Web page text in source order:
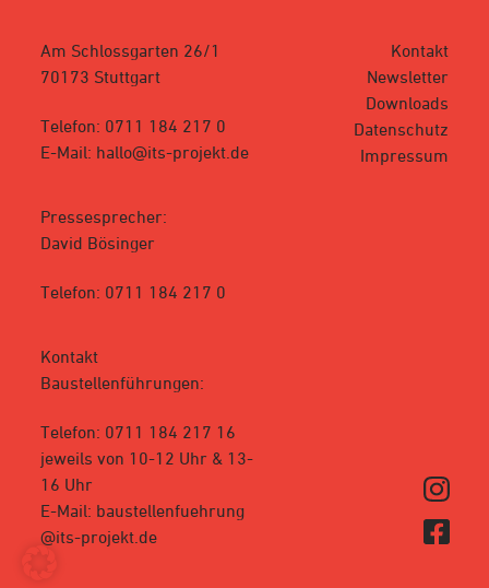
Am Schlossgarten 26/1
70173 Stuttgart
Telefon: 0711 184 217 0
E-Mail: hallo@its-projekt.de
Pressesprecher:
David Bösinger
Telefon: 0711 184 217 0
Kontakt
Baustellenführungen:
Telefon: 0711 184 217 16
jeweils von 10-12 Uhr & 13-
16 Uhr
E-Mail: baustellenfuehrung
@its-projekt.de
Kontakt
Newsletter
Downloads
Datenschutz
Impressum